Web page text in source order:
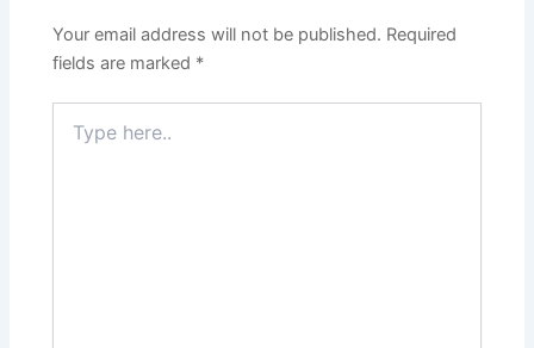
Your email address will not be published. Required
fields are marked *
here..